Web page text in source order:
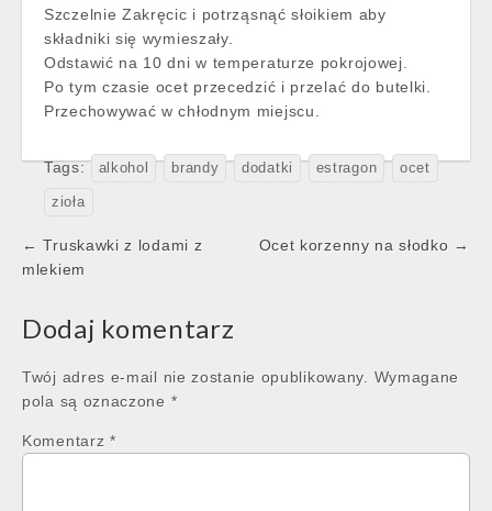
Szczelnie Zakręcic i potrząsnąć słoikiem aby
składniki się wymieszały.
Odstawić na 10 dni w temperaturze pokrojowej.
Po tym czasie ocet przecedzić i przelać do butelki.
Przechowywać w chłodnym miejscu.
Tags: alkohol brandy dodatki estragon ocet
zioła
Post
navigation
← Truskawki z lodami z
mlekiem
Ocet korzenny na słodko →
Dodaj komentarz
Twój adres e-mail nie zostanie opublikowany.
Wymagane
pola są oznaczone *
Komentarz *